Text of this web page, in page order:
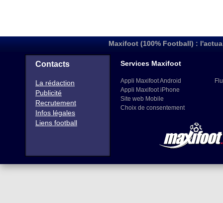
Maxifoot (100% Football) :
Contacts
La rédaction
Publicité
Recrutement
Infos légales
Liens football
Services Maxifoot
Appli Maxifoot Android
Appli Maxifoot iPhone
Site web Mobile
Choix de consentement